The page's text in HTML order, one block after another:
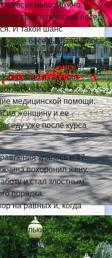
невозможно,
профилактических бесед
И такой шанс
В ходе беседы выяснилось
согласилась на
на которую отправилась
прямо из здания
с
медицинской помощи.
женщину и ее
уже после курса
удалось и 47-
похоронил жену,
и стал злостным
порядка.
на равных и, когда
задуматься о
нескольких минут тишины
правильной жизни. В
сегодня он отправился в